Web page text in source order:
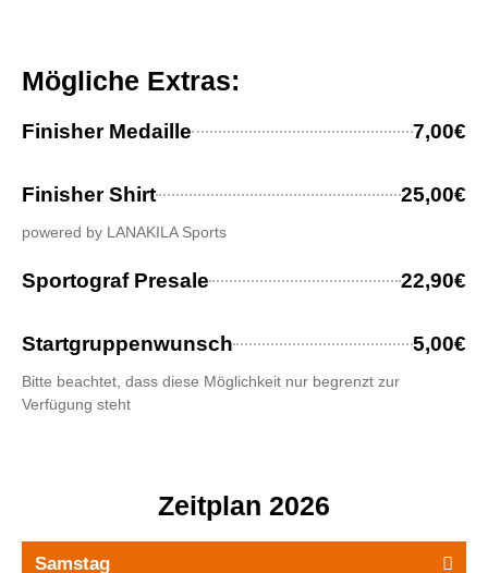
Mögliche Extras:
Finisher Medaille 7,00€
Finisher Shirt 25,00€
powered by LANAKILA Sports
Sportograf Presale 22,90€
Startgruppenwunsch 5,00€
Bitte beachtet, dass diese Möglichkeit nur begrenzt zur
Verfügung steht
Zeitplan 2026
Samstag